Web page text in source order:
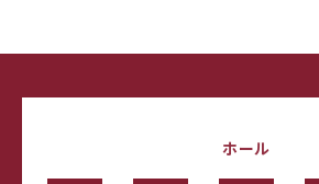
ホール